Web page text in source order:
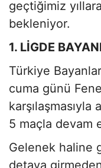
geçtiğimiz
bekleniyor.
1. LİGDE
Türkiye
cuma günü
5 maçla devam
Gelenek haline
detaya